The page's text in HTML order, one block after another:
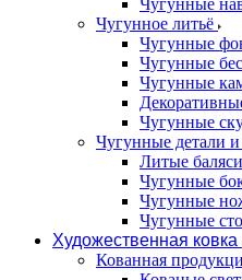
Чугунные
Чугунное литьё
Чугунные
Чугунные
Чугунные
Чугунные
Чугунные детали
Литые
Чугунные
Чугунные
Чугунные
Художественная ковка
Кованная